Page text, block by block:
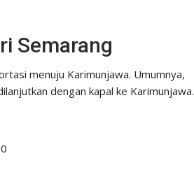
Semarang
menuju Karimunjawa. Umumnya,
dengan kapal ke Karimunjawa.